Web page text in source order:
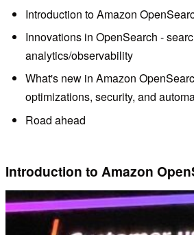
Introduction to Amazon
Innovations in OpenSearch -
analytics/observability
What's new in Amazon
optimizations, security, and
Road ahead
Introduction to Amazon